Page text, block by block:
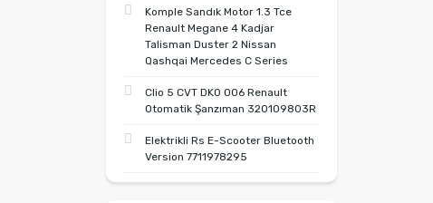
Komple Sandık Motor 1.3 Tce
Renault Megane 4 Kadjar
Talisman Duster 2 Nissan
Qashqai Mercedes C Series
Clio 5 CVT DK0 006 Renault
Otomatik Şanzıman 320109803R
Elektrikli Rs E-Scooter Bluetooth
Version 7711978295